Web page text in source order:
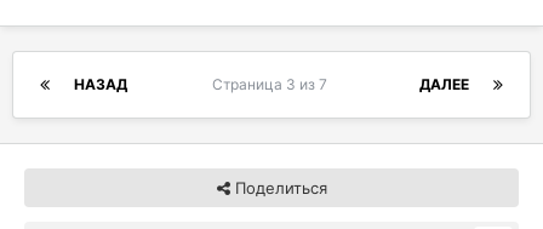
НАЗАД ДАЛЕЕ
Страница 3 из 7
Поделиться